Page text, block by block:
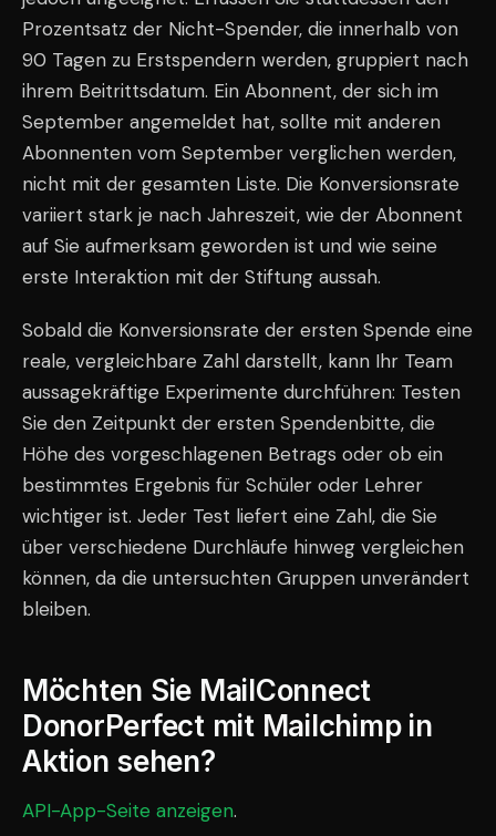
Prozentsatz der Nicht-Spender, die innerhalb von
90 Tagen zu Erstspendern werden, gruppiert nach
ihrem Beitrittsdatum. Ein Abonnent, der sich im
September angemeldet hat, sollte mit anderen
Abonnenten vom September verglichen werden,
nicht mit der gesamten Liste. Die Konversionsrate
variiert stark je nach Jahreszeit, wie der Abonnent
auf Sie aufmerksam geworden ist und wie seine
erste Interaktion mit der Stiftung aussah.
Sobald die Konversionsrate der ersten Spende eine
reale, vergleichbare Zahl darstellt, kann Ihr Team
aussagekräftige Experimente durchführen: Testen
Sie den Zeitpunkt der ersten Spendenbitte, die
Höhe des vorgeschlagenen Betrags oder ob ein
bestimmtes Ergebnis für Schüler oder Lehrer
wichtiger ist. Jeder Test liefert eine Zahl, die Sie
über verschiedene Durchläufe hinweg vergleichen
können, da die untersuchten Gruppen unverändert
bleiben.
Möchten Sie MailConnect
DonorPerfect mit Mailchimp in
Aktion sehen?
API-App-Seite anzeigen.